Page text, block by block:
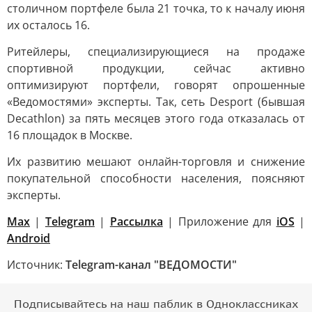
столичном портфеле была 21 точка, то к началу июня
их осталось 16.
Ритейлеры, специализирующиеся на продаже
спортивной продукции, сейчас активно
оптимизируют портфели, говорят опрошенные
«Ведомостями» эксперты. Так, сеть Desport (бывшая
Decathlon) за пять месяцев этого года отказалась от
16 площадок в Москве.
Их развитию мешают онлайн-торговля и снижение
покупательной способности населения, поясняют
эксперты.
Max | Telegram | Рассылка | Приложение для iOS |
Android
Источник: Telegram-канал "ВЕДОМОСТИ"
Подписывайтесь на наш паблик в Одноклассниках